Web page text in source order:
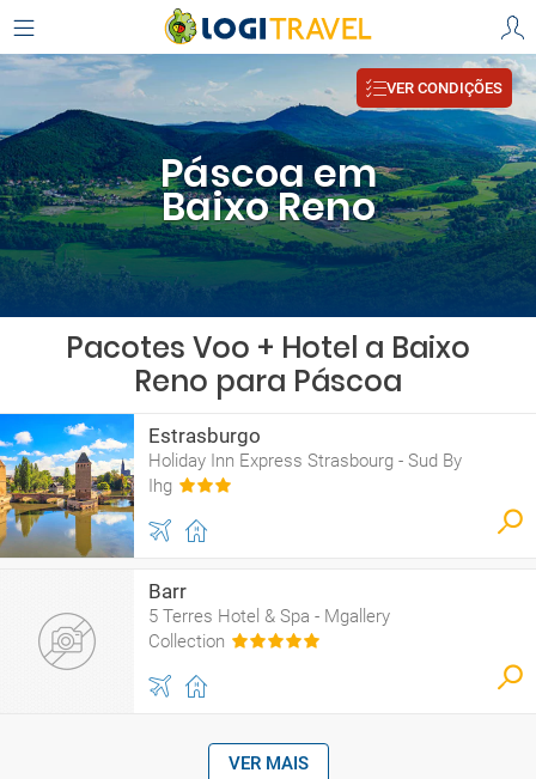
Páscoa em
Baixo Reno
VER CONDIÇÕES
Pacotes Voo + Hotel a Baixo
Reno para Páscoa
Estrasburgo
Holiday Inn Express Strasbourg - Sud By
Ihg
Barr
5 Terres Hotel & Spa - Mgallery
Collection
VER MAIS